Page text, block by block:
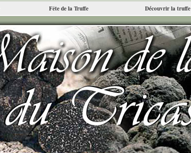
Fête de la Truffe Découvrir la